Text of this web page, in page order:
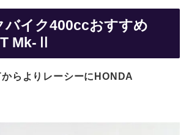
バイク400ccおすすめ
Mk-Ⅱ
からよりレーシーにHONDA